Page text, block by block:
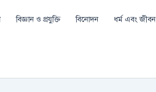
বিজ্ঞান ও প্রযুক্তি বিনোদন ধর্ম এবং জীবন